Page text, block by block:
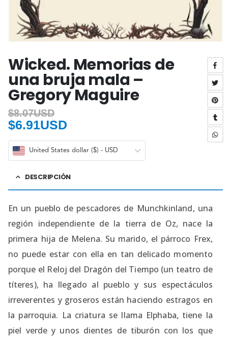
Wicked. Memorias de
una bruja mala –
Gregory Maguire
$8.07USD
$6.91USD
United States dollar ($) - USD
DESCRIPCIÓN
En un pueblo de pescadores de Munchkinland, una
región independiente de la tierra de Oz, nace la
primera hija de Melena. Su marido, el párroco Frex,
no puede estar con ella en tan delicado momento
porque el Reloj del Dragón del Tiempo (un teatro de
títeres), ha llegado al pueblo y sus espectáculos
irreverentes y groseros están haciendo estragos en
la parroquia. La criatura se llama Elphaba, tiene la
piel verde y unos dientes de tiburón con los que